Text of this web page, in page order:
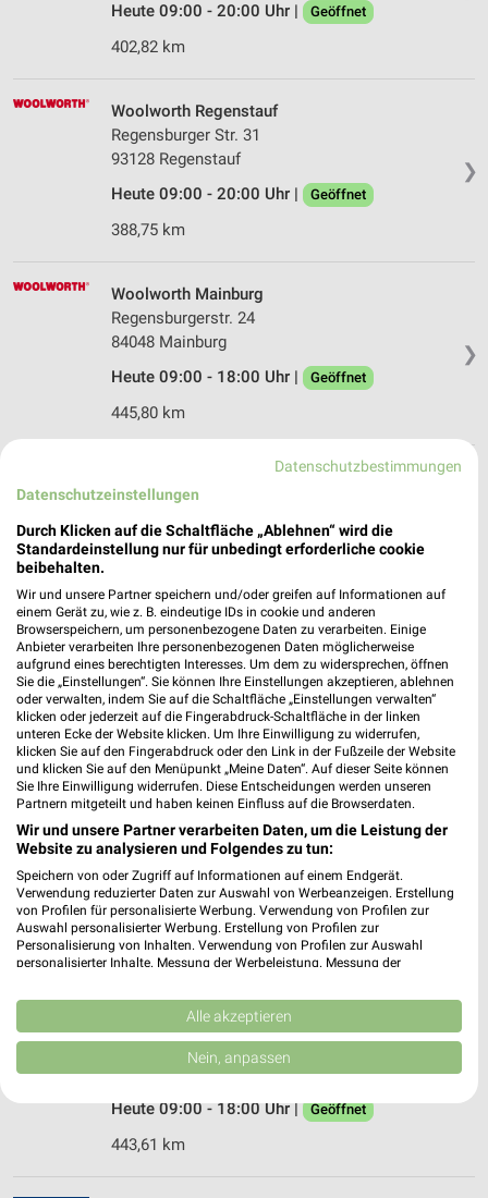
Heute 09:00 - 20:00 Uhr |
Geöffnet
402,82 km
❯
Woolworth Regenstauf
Regensburger Str. 31
93128 Regenstauf
Heute 09:00 - 20:00 Uhr |
Geöffnet
388,75 km
❯
Woolworth Mainburg
Regensburgerstr. 24
84048 Mainburg
Heute 09:00 - 18:00 Uhr |
Geöffnet
445,80 km
Woolworth Burglengenfeld
Regensburger Straße 64
93133 Burglengenfeld
Heute 09:00 - 18:00 Uhr |
Geöffnet
381,55 km
Ernsting's family Burglengenfeld
Marktplatz 14
93133 Burglengenfeld
Heute 09:00 - 13:00 Uhr | Geschlossen
380,67 km
Ernsting's family Beilngries
Ringstraße 20
92339 Beilngries
Heute 09:00 - 16:00 Uhr | Schließt in 34 Min.
410,63 km
❯
Ernsting's family Manching
Geisenfelderstraße 70-74
85077 Manching
Heute 09:00 - 18:00 Uhr | Geöffnet
443,61 km
Datenschutzbestimmungen
Datenschutzeinstellungen
Durch Klicken auf die Schaltfläche „Ablehnen“ wird die
Standardeinstellung nur für unbedingt erforderliche cookie
beibehalten.
Wir und unsere Partner speichern und/oder greifen auf Informationen auf
einem Gerät zu, wie z. B. eindeutige IDs in cookie und anderen
Browserspeichern, um personenbezogene Daten zu verarbeiten. Einige
Anbieter verarbeiten Ihre personenbezogenen Daten möglicherweise
aufgrund eines berechtigten Interesses. Um dem zu widersprechen, öffnen
Sie die „Einstellungen“. Sie können Ihre Einstellungen akzeptieren, ablehnen
oder verwalten, indem Sie auf die Schaltfläche „Einstellungen verwalten“
klicken oder jederzeit auf die Fingerabdruck-Schaltfläche in der linken
unteren Ecke der Website klicken. Um Ihre Einwilligung zu widerrufen,
klicken Sie auf den Fingerabdruck oder den Link in der Fußzeile der Website
und klicken Sie auf den Menüpunkt „Meine Daten“. Auf dieser Seite können
Sie Ihre Einwilligung widerrufen. Diese Entscheidungen werden unseren
Partnern mitgeteilt und haben keinen Einfluss auf die Browserdaten.
Wir und unsere Partner verarbeiten Daten, um die Leistung der
Website zu analysieren und Folgendes zu tun:
Speichern von oder Zugriff auf Informationen auf einem Endgerät.
Verwendung reduzierter Daten zur Auswahl von Werbeanzeigen. Erstellung
von Profilen für personalisierte Werbung. Verwendung von Profilen zur
Auswahl personalisierter Werbung. Erstellung von Profilen zur
Personalisierung von Inhalten. Verwendung von Profilen zur Auswahl
personalisierter Inhalte. Messung der Werbeleistung. Messung der
Kombinationen von Daten aus verschiedenen Quellen. Entwicklung und
Verbesserung der Angebote. Verwendung reduzierter Daten zur Auswahl
von Inhalten.
Daten können außerhalb der Europäischen Union weitergegeben und in die
USA gesendet werden.
Website/App.
Partnerliste anzeigen (1 IAB-Anbieter)
Alle akzeptieren
Nein, anpassen